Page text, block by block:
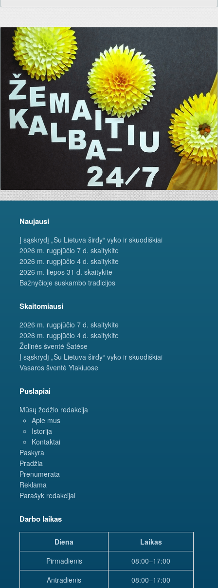
Naujausi
Į sąskrydį „Su Lietuva širdy“ vyko ir skuodiškiai
2026 m. rugpjūčio 7 d. skaitykite
2026 m. rugpjūčio 4 d. skaitykite
2026 m. liepos 31 d. skaitykite
Bažnyčioje suskambo tradicijos
Skaitomiausi
2026 m. rugpjūčio 7 d. skaitykite
2026 m. rugpjūčio 4 d. skaitykite
Žolinės šventė Šatėse
Į sąskrydį „Su Lietuva širdy“ vyko ir skuodiškiai
Vasaros šventė Ylakiuose
Puslapiai
Mūsų žodžio redakcija
Apie mus
Istorija
Kontaktai
Paskyra
Pradžia
Prenumerata
Reklama
Parašyk redakcijai
Darbo laikas
Diena
Laikas
Pirmadienis
08:00–17:00
Antradienis
08:00–17:00